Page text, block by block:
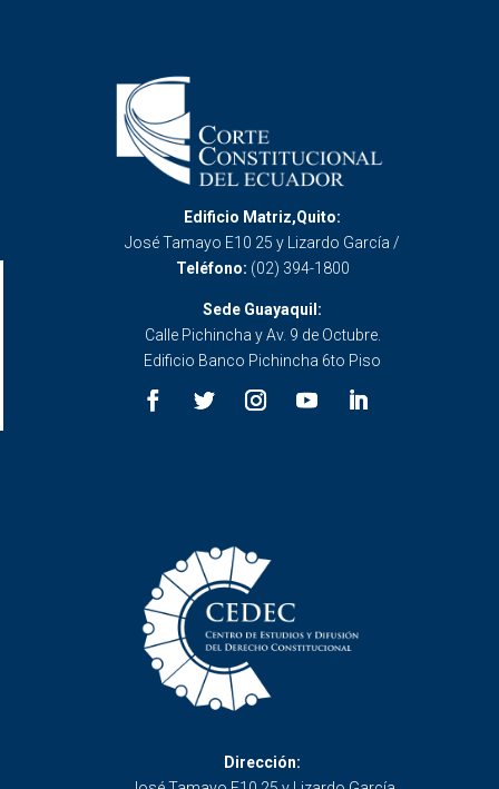
Edificio Matriz,Quito:
José Tamayo E10 25 y Lizardo García /
Teléfono: (02) 394-1800
Sede Guayaquil:
Calle Pichincha y Av. 9 de Octubre.
Edificio Banco Pichincha 6to Piso
Dirección: